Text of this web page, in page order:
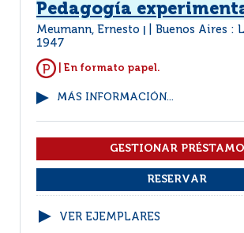
Pedagogía
Meumann, Ernesto Buenos Aires :
1947
| En formato papel.
MÁS INFORMACIÓN...
VER EJEMPLARES